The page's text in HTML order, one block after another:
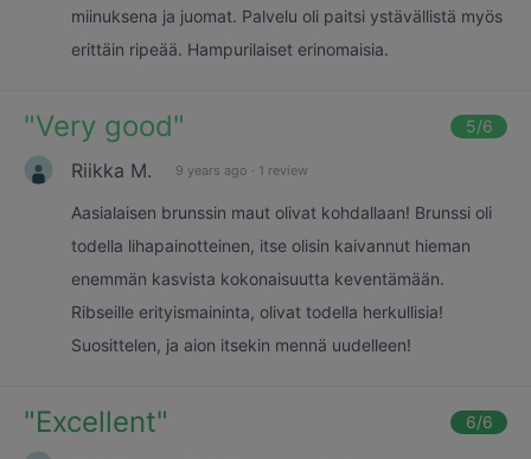
miinuksena ja juomat. Palvelu oli paitsi ystävällistä myös
erittäin ripeää. Hampurilaiset erinomaisia.
"Very good" 5/6
Riikka M. 9 years ago · 1 review
Aasialaisen brunssin maut olivat kohdallaan! Brunssi oli
todella lihapainotteinen, itse olisin kaivannut hieman
enemmän kasvista kokonaisuutta keventämään.
Ribseille erityismaininta, olivat todella herkullisia!
Suosittelen, ja aion itsekin mennä uudelleen!
"Excellent" 6/6